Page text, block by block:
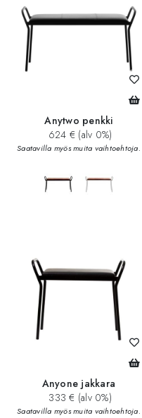
Anytwo penkki
624 € (alv 0%)
Saatavilla myös muita vaihtoehtoja.
Anyone jakkara
333 € (alv 0%)
Saatavilla myös muita vaihtoehtoja.